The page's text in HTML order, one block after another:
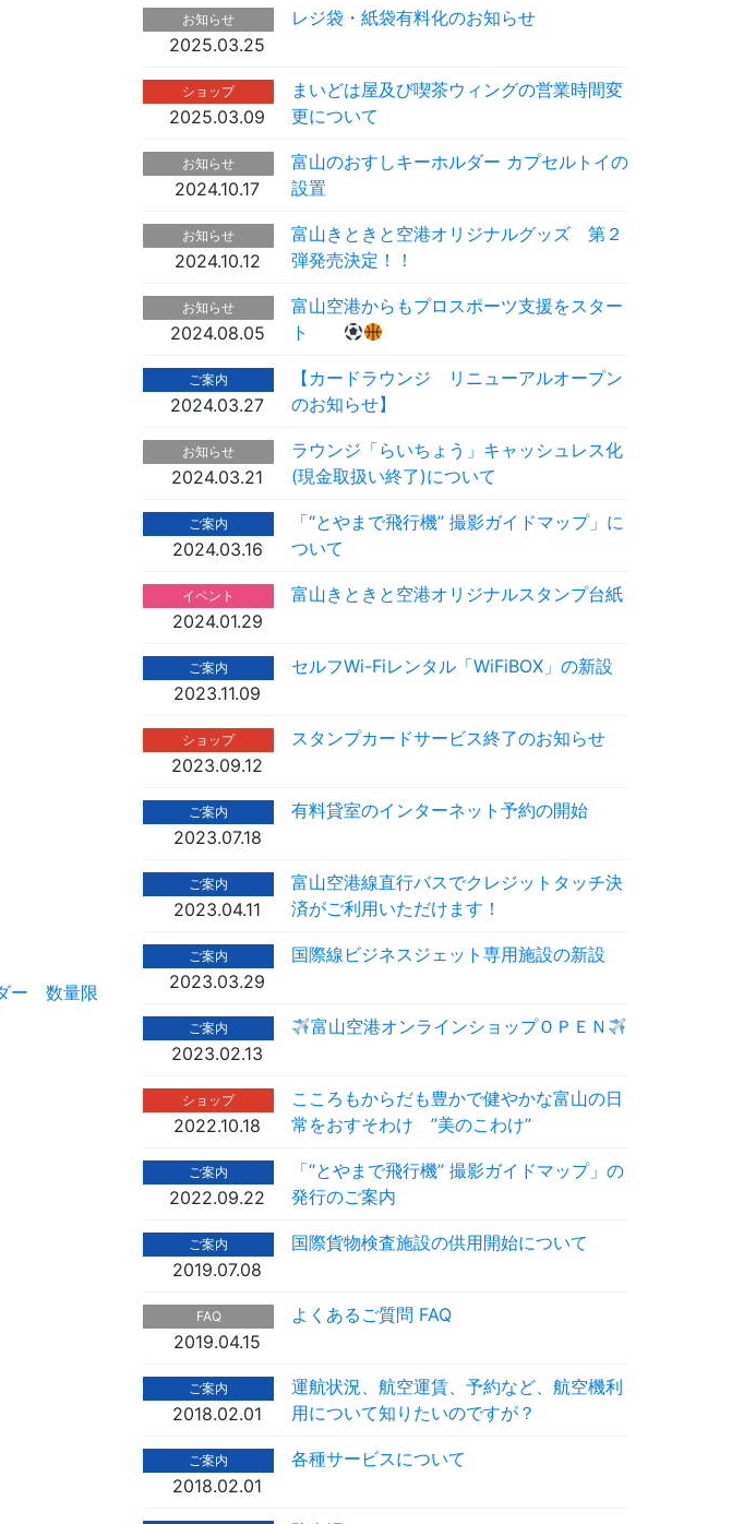
ー 数量限
お知らせ
2025.03.25
レジ袋・紙袋有料化のお知らせ
ショップ
2025.03.09
まいどは屋及び喫茶ウィングの営業時間変
更について
お知らせ
2024.10.17
富山のおすしキーホルダー カプセルトイの
設置
お知らせ
2024.10.12
富山きときと空港オリジナルグッズ 第２
弾発売決定！！
お知らせ
2024.08.05
富山空港からもプロスポーツ支援をスター
ト
ご案内
2024.03.27
【カードラウンジ リニューアルオープン
のお知らせ】
お知らせ
2024.03.21
ラウンジ「らいちょう」キャッシュレス化
(現金取扱い終了)について
ご案内
2024.03.16
「“とやまで飛行機” 撮影ガイドマップ」に
ついて
イベント
2024.01.29
富山きときと空港オリジナルスタンプ台紙
ご案内
2023.11.09
セルフWi-Fiレンタル「WiFiBOX」の新設
ショップ
2023.09.12
スタンプカードサービス終了のお知らせ
ご案内
2023.07.18
有料貸室のインターネット予約の開始
ご案内
2023.04.11
富山空港線直行バスでクレジットタッチ決
済がご利用いただけます！
ご案内
2023.03.29
国際線ビジネスジェット専用施設の新設
ご案内
2023.02.13
富山空港オンラインショップＯＰＥＮ
ショップ
2022.10.18
こころもからだも豊かで健やかな富山の日
常をおすそわけ ”美のこわけ”
ご案内
2022.09.22
「“とやまで飛行機” 撮影ガイドマップ」の
発行のご案内
ご案内
2019.07.08
国際貨物検査施設の供用開始について
FAQ
2019.04.15
よくあるご質問 FAQ
ご案内
2018.02.01
運航状況、航空運賃、予約など、航空機利
用について知りたいのですが？
ご案内
2018.02.01
各種サービスについて